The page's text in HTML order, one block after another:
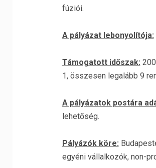
fúziói.
A pályázat lebonyolítója:
Támogatott időszak:
1, összesen legalább 9
A pályázatok postára
lehetőség.
Pályázók köre:
egyéni vállalkozók, non-